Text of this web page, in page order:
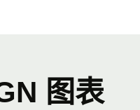
图表